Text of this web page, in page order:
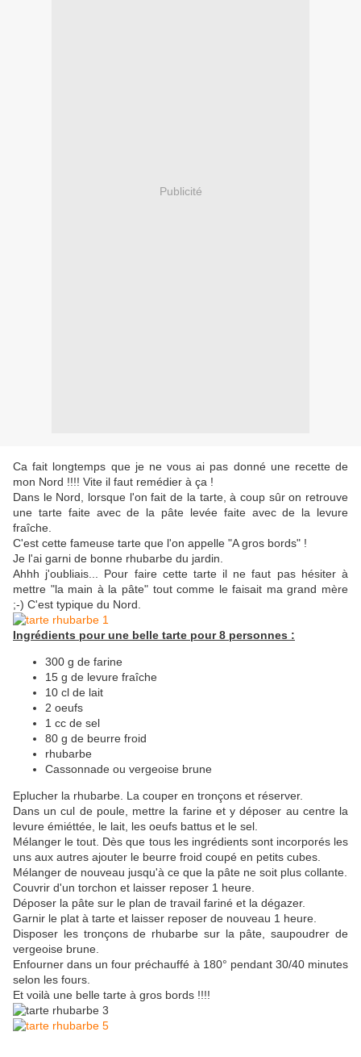
Publicité
Ca fait longtemps que je ne vous ai pas donné une recette de
mon Nord !!!! Vite il faut remédier à ça !
Dans le Nord, lorsque l'on fait de la tarte, à coup sûr on retrouve
une tarte faite avec de la pâte levée faite avec de la levure
fraîche.
C'est cette fameuse tarte que l'on appelle "A gros bords" !
Je l'ai garni de bonne rhubarbe du jardin.
Ahhh j'oubliais... Pour faire cette tarte il ne faut pas hésiter à
mettre "la main à la pâte" tout comme le faisait ma grand mère
;-) C'est typique du Nord.
Ingrédients pour une belle tarte pour 8 personnes :
300 g de farine
15 g de levure fraîche
10 cl de lait
2 oeufs
1 cc de sel
80 g de beurre froid
rhubarbe
Cassonnade ou vergeoise brune
Eplucher la rhubarbe. La couper en tronçons et réserver.
Dans un cul de poule, mettre la farine et y déposer au centre la
levure émiéttée, le lait, les oeufs battus et le sel.
Mélanger le tout. Dès que tous les ingrédients sont incorporés les
uns aux autres ajouter le beurre froid coupé en petits cubes.
Mélanger de nouveau jusqu'à ce que la pâte ne soit plus collante.
Couvrir d'un torchon et laisser reposer 1 heure.
Déposer la pâte sur le plan de travail fariné et la dégazer.
Garnir le plat à tarte et laisser reposer de nouveau 1 heure.
Disposer les tronçons de rhubarbe sur la pâte, saupoudrer de
vergeoise brune.
Enfourner dans un four préchauffé à 180° pendant 30/40 minutes
selon les fours.
Et voilà une belle tarte à gros bords !!!!